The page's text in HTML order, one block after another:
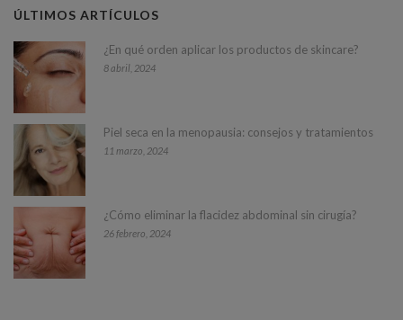
ÚLTIMOS ARTÍCULOS
¿En qué orden aplicar los productos de skincare?
8 abril, 2024
Piel seca en la menopausia: consejos y tratamientos
11 marzo, 2024
¿Cómo eliminar la flacidez abdominal sin cirugía?
26 febrero, 2024